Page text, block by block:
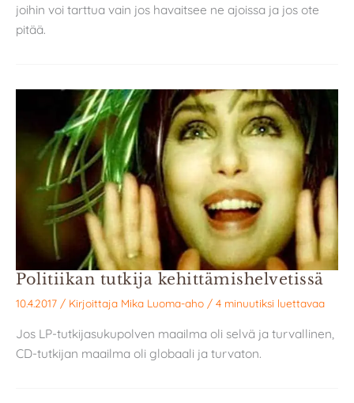
joihin voi tarttua vain jos havaitsee ne ajoissa ja jos ote
pitää.
Politiikan tutkija kehittämishelvetissä
10.4.2017 / Kirjoittaja Mika Luoma-aho / 4 minuutiksi luettavaa
Jos LP-tutkijasukupolven maailma oli selvä ja turvallinen,
CD-tutkijan maailma oli globaali ja turvaton.